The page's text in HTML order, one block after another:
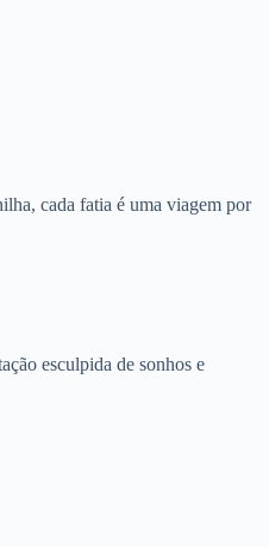
cada fatia é uma viagem por
esculpida de sonhos e